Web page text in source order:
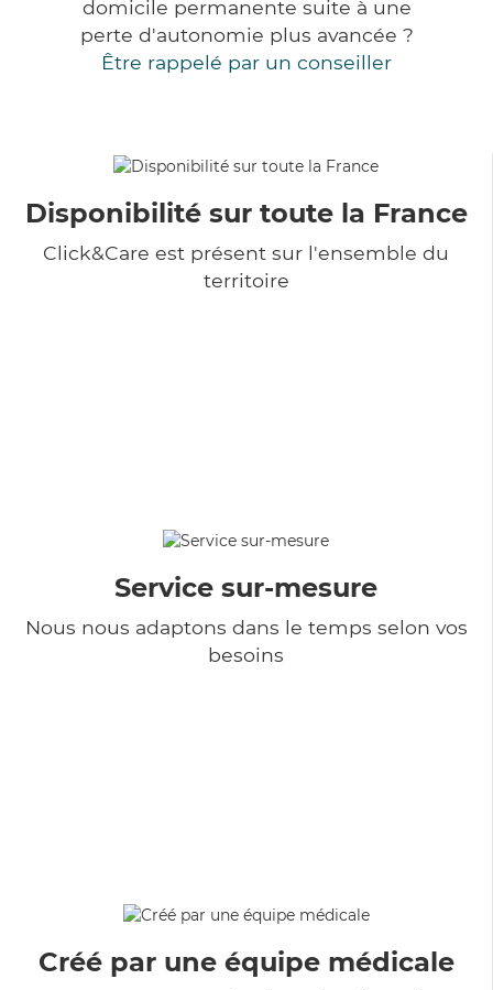
domicile permanente suite à une
perte d'autonomie plus avancée ?
Être rappelé par un conseiller
Disponibilité sur toute la France
Click&Care est présent sur l'ensemble du
territoire
Service sur-mesure
Nous nous adaptons dans le temps selon vos
besoins
Créé par une équipe médicale